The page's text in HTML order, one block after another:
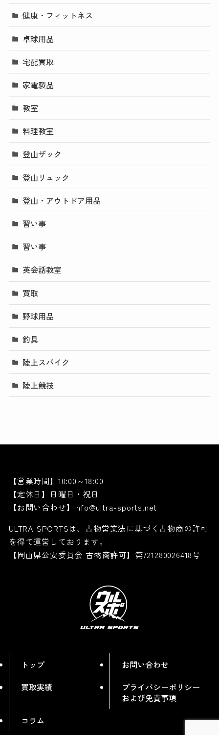
健康・フィットネス
卓球用品
宅配買取
家電製品
教室
料理教室
登山ザック
登山リュック
登山・アウトドア用品
習い事
習い事
英会話教室
買取
野球用品
釣具
陸上スパイク
陸上競技
【営業時間】10:00～18:00
【定休日】日曜日・祝日
【お問い合わせ】info@ultra-sports.net
ULTRA SPORTSは、古物営業法に基づく古物商の許可
を得て運営しております。
【岡山県公安委員会 古物商許可】第721280026418号
トップ
お問い合わせ
買取実績
プライバシーポリシー
および免責事項
コラム